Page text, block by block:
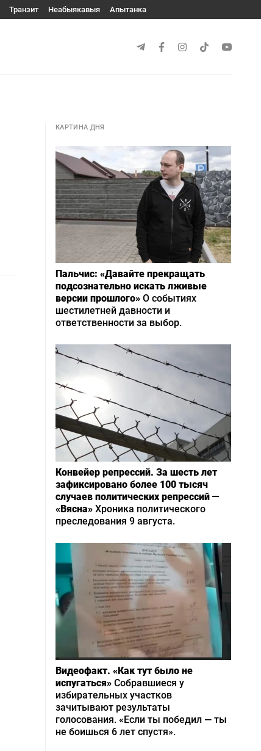
Транзит Неабыякавыя Апытанка
КАРТИНА ДНЯ
Пальчис: «Давайте прекращать
подсознательно искать лживые
версии прошлого» О событиях
шестилетней давности и
ответственности за выбор.
Конвейер репрессий. За шесть лет
зафиксировано более 100 тысяч
случаев политических репрессий —
«Вясна» Хроника политического
преследования 9 августа.
Видеофакт. «Как тут было не
испугаться» Собравшиеся у
избирательных участков
зачитывают результаты
голосования. «Если ты победил — ты
не боишься 6 лет спустя».